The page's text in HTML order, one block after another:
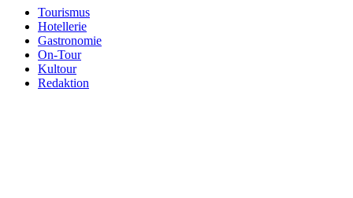
Tourismus
Hotellerie
Gastronomie
On-Tour
Kultour
Redaktion